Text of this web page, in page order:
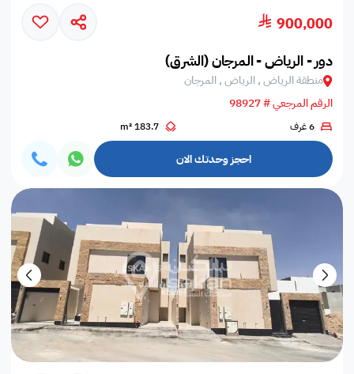
900,000
دور - الرياض - المرجان (الشرق)
منطقة الرياض , الرياض , المرجان
الرقم المرجعي # 98927
6 غرف 183.7 m²
احجز وحدتك الان